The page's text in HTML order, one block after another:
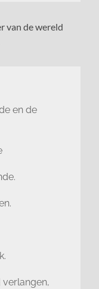
van de wereld
en de
verlangen,